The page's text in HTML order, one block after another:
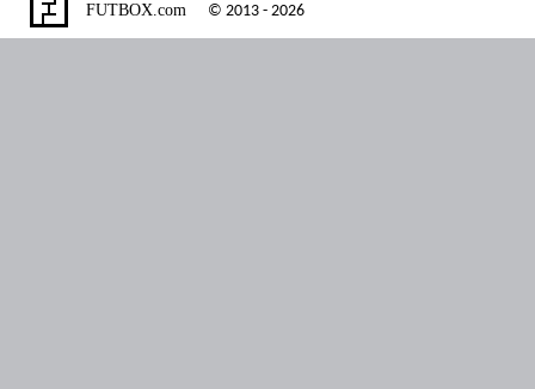
FUTBOX.com © 2013 - 2026